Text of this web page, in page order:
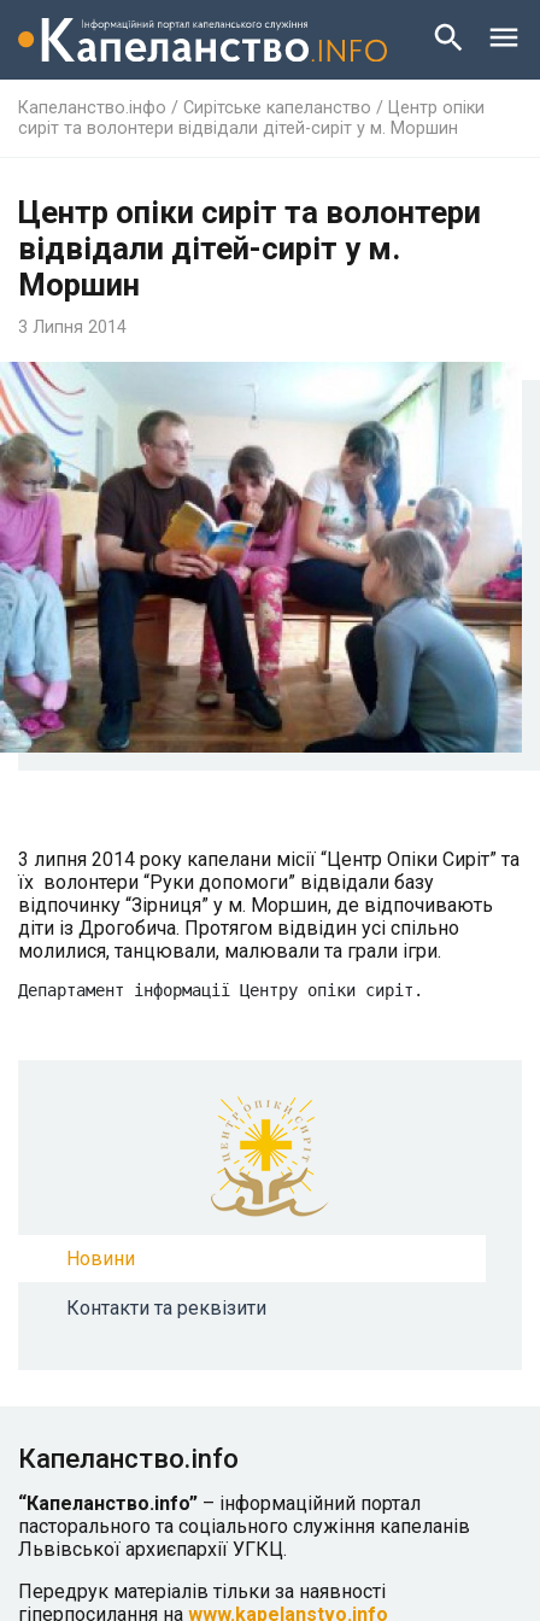
Капеланство.інфо / Сирітське капеланство / Центр опіки
сиріт та волонтери відвідали дітей-сиріт у м. Моршин
Центр опіки сиріт та волонтери
відвідали дітей-сиріт у м.
Моршин
3 Липня 2014
3 липня 2014 року капелани місії “Центр Опіки Сиріт” та
їх волонтери “Руки допомоги” відвідали базу
відпочинку “Зірниця” у м. Моршин, де відпочивають
діти із Дрогобича. Протягом відвідин усі спільно
молилися, танцювали, малювали та грали ігри.
Департамент інформації Центру опіки сиріт.
Новини
Контакти та реквізити
Капеланство.info
“Капеланство.info” – інформаційний портал
пасторального та соціального служіння капеланів
Львівської архиєпархії УГКЦ.
Передрук матеріалів тільки за наявності
гіперпосилання на www.kapelanstvo.info